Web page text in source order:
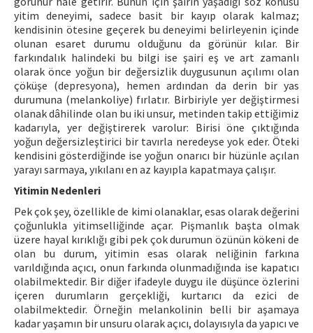
yitim deneyimi, sadece basit bir kayıp olarak kalmaz;
kendisinin ötesine geçerek bu deneyimi belirleyenin içinde
olunan esaret durumu olduğunu da görünür kılar. Bir
farkındalık halindeki bu bilgi ise şairi eş ve art zamanlı
olarak önce yoğun bir değersizlik duygusunun açılımı olan
çöküşe (depresyona), hemen ardından da derin bir yas
durumuna (melankoliye) fırlatır. Birbiriyle yer değiştirmesi
olanak dâhilinde olan bu iki unsur, metinden takip ettiğimiz
kadarıyla, yer değiştirerek varolur: Birisi öne çıktığında
yoğun değersizleştirici bir tavırla neredeyse yok eder. Öteki
kendisini gösterdiğinde ise yoğun onarıcı bir hüzünle açılan
yarayı sarmaya, yıkılanı en az kayıpla kapatmaya çalışır.
Yitimin Nedenleri
Pek çok şey, özellikle de kimi olanaklar, esas olarak değerini
çoğunlukla yitimselliğinde açar. Pişmanlık başta olmak
üzere hayal kırıklığı gibi pek çok durumun özünün kökeni de
olan bu durum, yitimin esas olarak neliğinin farkına
varıldığında açıcı, onun farkında olunmadığında ise kapatıcı
olabilmektedir. Bir diğer ifadeyle duygu ile düşünce özlerini
içeren durumların gerçekliği, kurtarıcı da ezici de
olabilmektedir. Örneğin melankolinin belli bir aşamaya
kadar yaşamın bir unsuru olarak açıcı, dolayısıyla da yapıcı ve